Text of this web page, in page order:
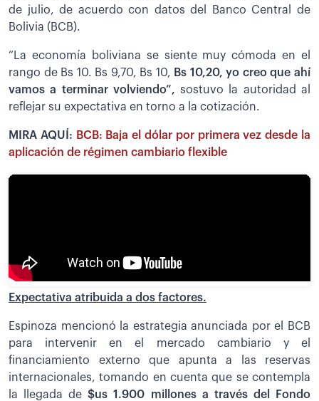
de julio, de acuerdo con datos del Banco Central de
Bolivia (BCB).
“La economía boliviana se siente muy cómoda en el
rango de Bs 10. Bs 9,70, Bs 10, Bs 10,20, yo creo que ahí
vamos a terminar volviendo”, sostuvo la autoridad al
reflejar su expectativa en torno a la cotización.
MIRA AQUÍ: BCB: Baja el dólar por primera vez desde la
aplicación de régimen cambiario flexible
Expectativa atribuida a dos factores.
Espinoza mencionó la estrategia anunciada por el BCB
para intervenir en el mercado cambiario y el
financiamiento externo que apunta a las reservas
internacionales, tomando en cuenta que se contempla
la llegada de $us 1.900 millones a través del Fondo